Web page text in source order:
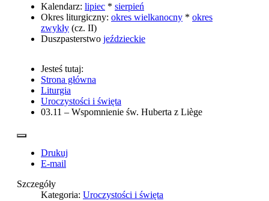
Kalendarz: lipiec * sierpień
Okres liturgiczny: okres wielkanocny * okres
zwykły (cz. II)
Duszpasterstwo jeździeckie
Jesteś tutaj:
Strona główna
Liturgia
Uroczystości i święta
03.11 – Wspomnienie św. Huberta z Liège
Drukuj
E-mail
Szczegóły
Kategoria: Uroczystości i święta